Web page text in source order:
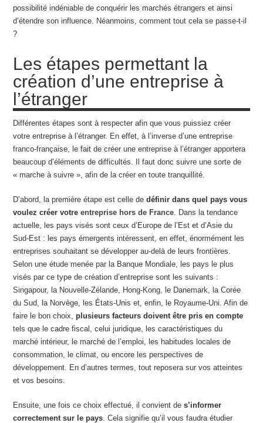
possibilité indéniable de conquérir les marchés étrangers et ainsi
d’étendre son influence. Néanmoins, comment tout cela se passe-t-il
?
Les étapes permettant la
création d’une entreprise à
l’étranger
Différentes étapes sont à respecter afin que vous puissiez créer
votre entreprise à l’étranger. En effet, à l’inverse d’une entreprise
franco-française, le fait de créer une entreprise à l’étranger apportera
beaucoup d’éléments de difficultés. Il faut donc suivre une sorte de
« marche à suivre », afin de la créer en toute tranquillité.
D’abord, la première étape est celle dedéfinir dans quel pays vous
voulez créer votreentreprise hors de France. Dans la tendance
actuelle, les pays visés sont ceux d’Europe de l’Est et d’Asie du
Sud-Est : les pays émergents intéressent, en effet, énormément les
entreprises souhaitant se développer au-delà de leurs frontières.
Selon une étude menée par la Banque Mondiale, les pays le plus
visés par ce type de création d’entreprise sont les suivants :
Singapour, la Nouvelle-Zélande, Hong-Kong, le Danemark, la Corée
du Sud, la Norvège, les États-Unis et, enfin, le Royaume-Uni. Afin de
faire le bon choix,plusieurs facteurs doivent être pris en compte
tels que le cadre fiscal, celui juridique, les caractéristiques du
marché intérieur, le marché de l’emploi, les habitudes locales de
consommation, le climat, ou encore les perspectives de
développement. En d’autres termes, tout reposera sur vos atteintes
et vos besoins.
Ensuite, une fois ce choix effectué, il convient des’informer
correctement sur le pays. Cela signifie qu’il vous faudra étudier